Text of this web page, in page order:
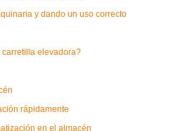
y dando un uso correcto
elevadora?
rápidamente
en el almacén